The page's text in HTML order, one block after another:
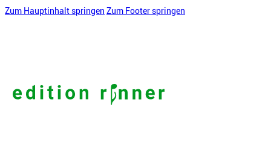
Zum Hauptinhalt springen Zum Footer springen